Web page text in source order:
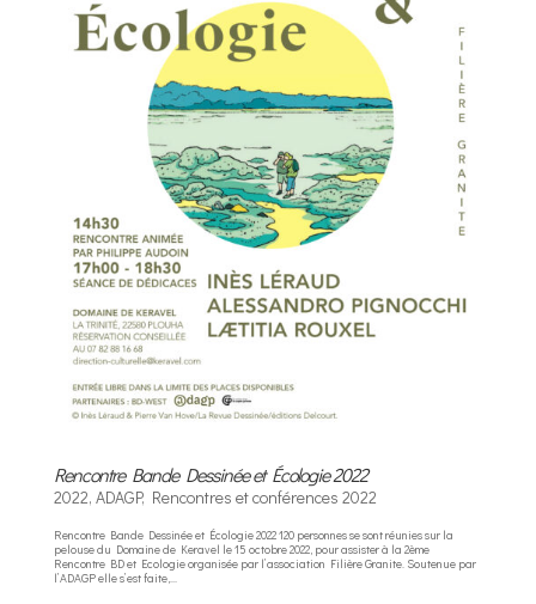
Rencontre Bande Dessinée et Écologie 2022
2022, ADAGP, Rencontres et conférences 2022
Rencontre Bande Dessinée et Écologie 2022 120 personnes se sont réunies sur la
pelouse du Domaine de Keravel le 15 octobre 2022, pour assister à la 2ème
Rencontre BD et Ecologie organisée par l’association Filière Granite. Soutenue par
l’ADAGP elle s’est faite,...